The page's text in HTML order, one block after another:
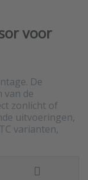
voor
De
van de
zonlicht of
uitvoeringen,
varianten,